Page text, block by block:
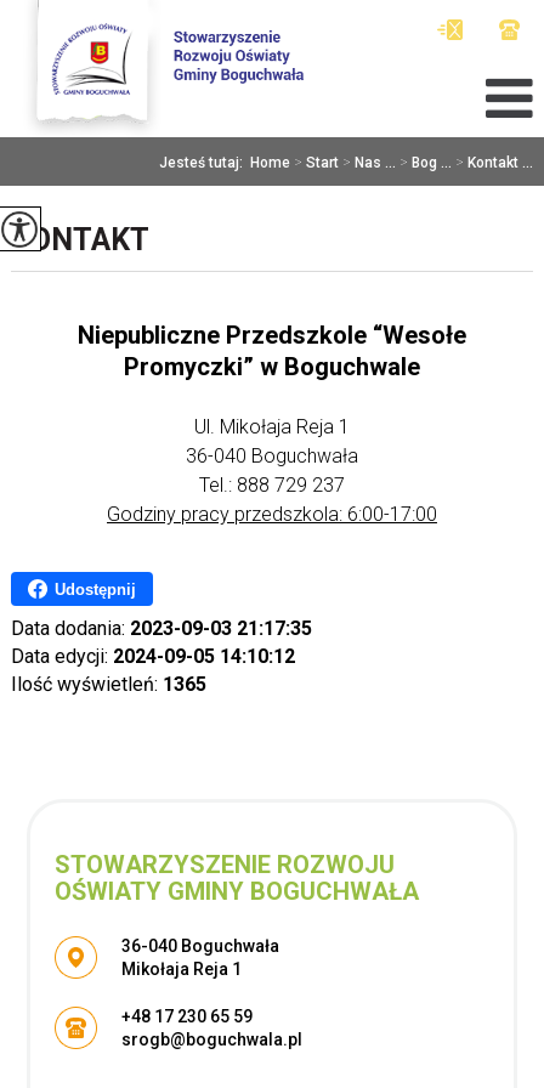
Jesteś tutaj: Home > Start > Nas ... > Bog ... > Kontakt ...
KONTAKT
Niepubliczne Przedszkole “Wesołe
Promyczki” w Boguchwale
Ul. Mikołaja Reja 1
36-040 Boguchwała
Tel.: 888 729 237
Godziny pracy przedszkola: 6:00-17:00
Udostępnij
Data dodania: 2023-09-03 21:17:35
Data edycji: 2024-09-05 14:10:12
Ilość wyświetleń: 1365
STOWARZYSZENIE ROZWOJU
OŚWIATY GMINY BOGUCHWAŁA
Adres pocztowy:
36-040 Boguchwała
Mikołaja Reja 1
+48 17 230 65 59
srogb@boguchwala.pl